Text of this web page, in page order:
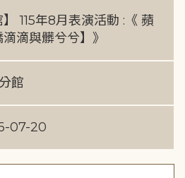
】 115年8月表演活動 :《 蘋
滴與髒兮兮】》
館
07-20